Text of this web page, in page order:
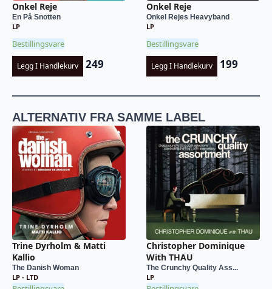
Onkel Reje
En På Snotten
LP
Bestillingsvare
Legg I Handlekurv 249
Onkel Reje
Onkel Rejes Heavyband
LP
Bestillingsvare
Legg I Handlekurv 199
ALTERNATIV FRA SAMME LABEL
Trine Dyrholm & Matti
Kallio
The Danish Woman
LP - LTD
Christopher Dominique
With THAU
The Crunchy Quality Ass...
LP